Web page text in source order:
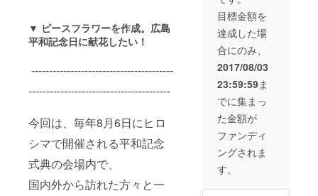
▼ ピースフラワーを作成。広島
平和記念日に献花したい！
----------------------------------------
----------------------------------------
今回は、毎年8月6日にヒロ
シマで開催される平和記念
式典の会場内で、
国内外から訪れた方々と一
ちらか
お一
つ） ※
下記か
ら１つ
選択し
て頂け
ます。
ご希望
の商品
を備考
欄にご
記入く
（CD：
※備考欄
に記載
がない
場合
は、代
筆させ
ていた
だきま
すの
で、ご
了承く
ださ
い。
のCD or
目標金額を
達成した場
合にのみ、
2017/08/03
23:59:59ま
でに集まっ
た金額が
ファンディ
ングされま
す。